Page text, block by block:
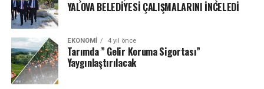
YALOVA BELEDİYESİ ÇALIŞMALARINI İNCELEDİ
EKONOMI 4 yıl önce
Tarımda ” Gelir Koruma Sigortası”
Yaygınlaştırılacak